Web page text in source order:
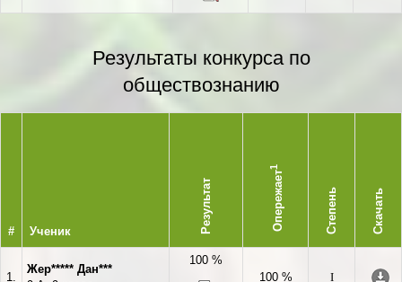
Результаты конкурса по
обществознанию
# Ученик Результат Опережает
1
Степень Скачать
1.
Жер***** Дан***
100 %
100 %
I